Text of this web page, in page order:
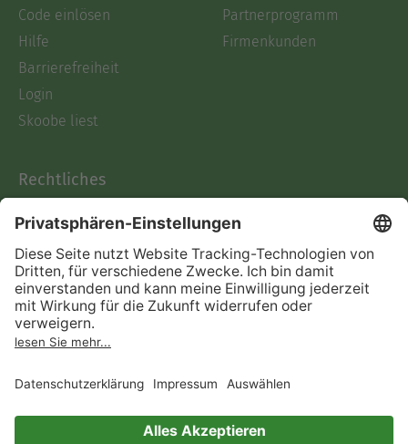
Code einlösen
Hilfe
Barrierefreiheit
Login
Skoobe liest
Partnerprogramm
Firmenkunden
Rechtliches
AGB
Informationen nach Data
Act
Verträge hier kündigen
Impressum